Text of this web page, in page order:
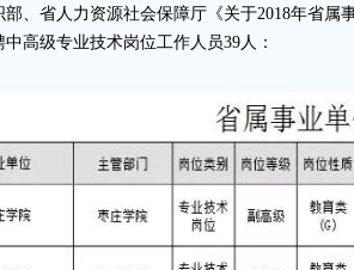
部、省人力资源社会保障厅《关于2018年省
高级专业技术岗位工作人员39人：